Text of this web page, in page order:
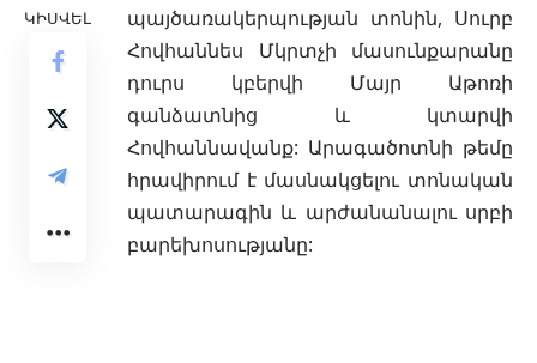
ԿԻՍՎԵԼ
պայծառակերպության տոնին, Սուրբ
Հովհաննես Մկրտչի մասունքարանը
դուրս կբերվի Մայր Աթոռի
գանձատնից և կտարվի
Հովհաննավանք: Արագածոտնի թեմը
հրավիրում է մասնակցելու տոնական
պատարագին և արժանանալու սրբի
բարեխոսությանը: